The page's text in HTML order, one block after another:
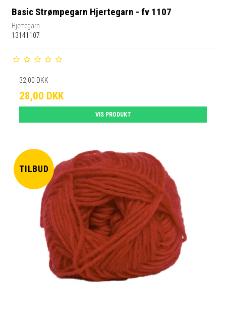
Basic Strømpegarn Hjertegarn - fv 1107
Hjertegarn
13141107
32,00 DKK
28,00 DKK
VIS PRODUKT
TILBUD